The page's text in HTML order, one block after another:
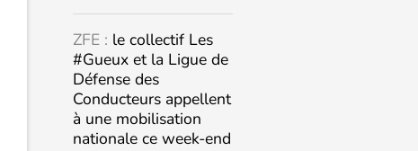
ZFE : le collectif Les
#Gueux et la Ligue de
Défense des
Conducteurs appellent
à une mobilisation
nationale ce week-end